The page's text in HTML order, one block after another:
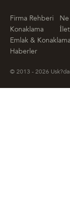
Firma Rehberi
Konaklama
Emlak &
Haberler
© 2013 - 2026